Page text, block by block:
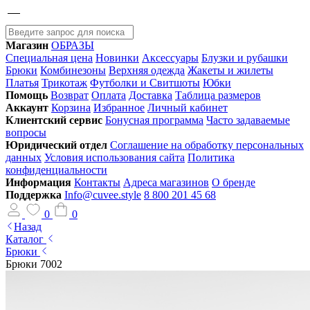
Магазин ОБРАЗЫ
Специальная цена Новинки Аксессуары Блузки и рубашки
Брюки Комбинезоны Верхняя одежда Жакеты и жилеты
Платья Трикотаж Футболки и Свитшоты Юбки
Помощь Возврат Оплата Доставка Таблица размеров
Аккаунт Корзина Избранное Личный кабинет
Клиентский сервис Бонусная программа Часто задаваемые
вопросы
Юридический отдел Соглашение на обработку персональных
данных Условия использования сайта Политика
конфиденциальности
Информация Контакты Адреса магазинов О бренде
Поддержка Info@cuvee.style 8 800 201 45 68
0
0
Назад
Каталог
Брюки
Брюки 7002